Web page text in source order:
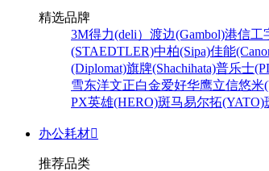
精选品牌
3M得力(deli） 渡边(Gambol)港信工
(STAEDTLER)中柏(Sipa)佳能
(Diplomat)旗牌(Shachihata)普乐士
雪东洋文正白金爱好华鹰立信悠米
PX英雄(HERO)斑马易尔拓(YATO)
办公耗材
推荐品类